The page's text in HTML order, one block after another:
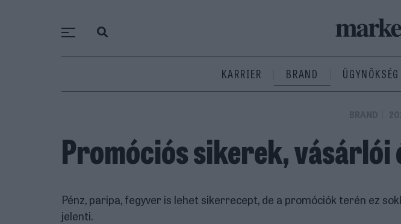
KARRIER BRAND ÜGYNÖKSÉG
Promóciós sikerek, vásárlói
Pénz, paripa, fegyver is lehet sikerrecept, de a promóciók terén ez
jelenti.